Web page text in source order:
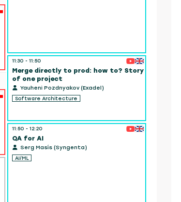
11:30 - 11:50
Merge directly to prod: how to? Story
of one project
Yauheni Pozdnyakov (Exadel)
Software Architecture
11:50 - 12:20
QA for AI
Serg Masís (Syngenta)
AI/ML